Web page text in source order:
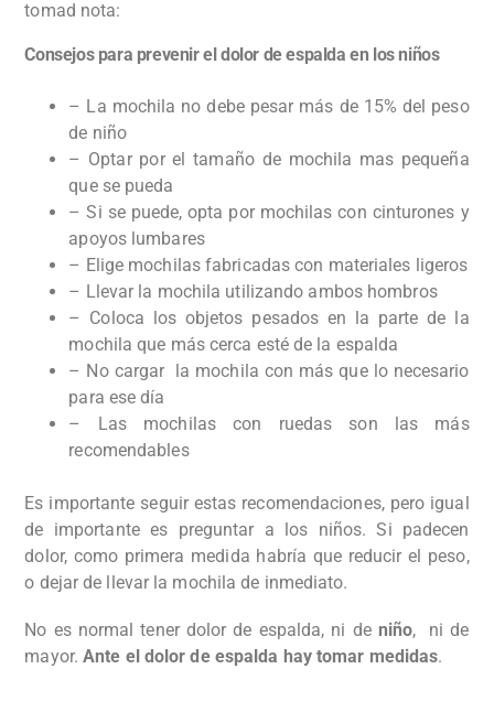
tomad nota:
Consejos para prevenir el dolor de espalda en los niños
– La mochila no debe pesar más de 15% del peso
de niño
– Optar por el tamaño de mochila mas pequeña
que se pueda
– Si se puede, opta por mochilas con cinturones y
apoyos lumbares
– Elige mochilas fabricadas con materiales ligeros
– Llevar la mochila utilizando ambos hombros
– Coloca los objetos pesados en la parte de la
mochila que más cerca esté de la espalda
– No cargar la mochila con más que lo necesario
para ese día
– Las mochilas con ruedas son las más
recomendables
Es importante seguir estas recomendaciones, pero igual
de importante es preguntar a los niños. Si padecen
dolor, como primera medida habría que reducir el peso,
o dejar de llevar la mochila de inmediato.
No es normal tener dolor de espalda, ni de niño, ni de
mayor.Ante el dolor de espalda hay tomar medidas.